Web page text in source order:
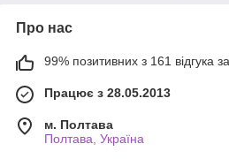
Про нас
99% позитивних з 161 відгука
Працює з 28.05.2013
м. Полтава
Полтава, Україна